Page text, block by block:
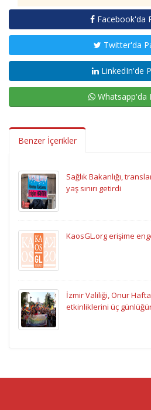
Facebook'da
Twitter'da
LinkedIn'de
Whatsapp'da
Benzer İçerikler
Sağlık Bakanlığı,
yaş sınırı getirdi
KaosGL.org erişime
İzmir Valiliği, Onur
etkinliklerini üç